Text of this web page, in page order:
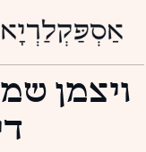
ויצמן